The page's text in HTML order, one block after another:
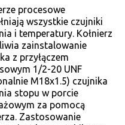
procesowe
wszystkie czujniki
i temperatury. Kołnierz
zainstalowanie
z przyłączem
1/2-20 UNF
M18x1.5) czujnika
stopu w porcie
za pomocą
Zastosowanie